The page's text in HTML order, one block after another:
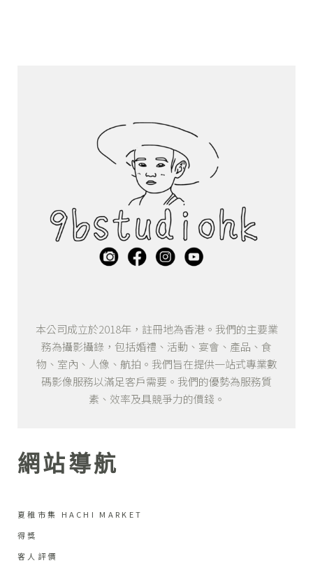
本公司成立於2018年，註冊地為香港。我們的主要業
務為攝影攝錄，包括婚禮、活動、宴會、產品、食
物、室內、人像、航拍。我們旨在提供一站式專業數
碼影像服務以滿足客戶需要。我們的優勢為服務質
素、效率及具競爭力的價錢。
網站導航
夏稚市集 HACHI MARKET
得獎
客人評價